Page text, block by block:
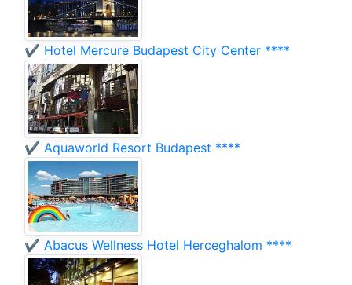
✔️ Hotel Mercure Budapest City Center ****
✔️ Aquaworld Resort Budapest ****
✔️ Abacus Wellness Hotel Herceghalom ****